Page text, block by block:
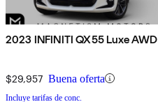
2023 INFINITI QX55 Luxe AWD
$29,957 Buena oferta
Incluye tarifas de conc.